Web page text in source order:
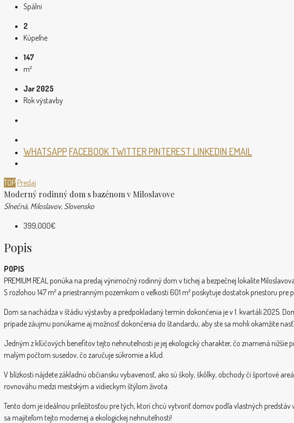
Spálni
2
Kúpeľne
147
m²
Jar 2025
Rok výstavby
WHATSAPPFACEBOOKTWITTERPINTEREST LINKEDIN EMAIL
TOP Predaj
Moderný rodinný dom s bazénom v Miloslavove
Slnečná, Miloslavov, Slovensko
399,000€
Popis
POPIS
PREMIUM REAL ponúka na predaj výnimočný rodinný dom v tichej a bezpečnej lokalite
S rozlohou 147 m² a priestranným pozemkom o veľkosti 601 m² poskytuje dostatok priestoru pre
Dom sa nachádza v štádiu výstavby a predpokladaný termín dokončenia je v 1. kvartáli 2025.
prípade záujmu ponúkame aj možnosť dokončenia do štandardu, aby ste sa mohli okamžite
Jedným z kľúčových benefitov tejto nehnuteľnosti je jej ekologický charakter, čo znamená
malým počtom susedov, čo zaručuje súkromie a kľud.
V blízkosti nájdete základnú občiansku vybavenosť, ako sú školy, škôlky, obchody či športové
rovnováhu medzi mestským a vidieckym štýlom života.
Tento dom je ideálnou príležitosťou pre tých, ktorí chcú vytvoriť domov podľa vlastných
sa majiteľom tejto modernej a ekologickej nehnuteľnosti!